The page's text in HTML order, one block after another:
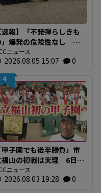
速報】「不発弾らしきも
」爆発の危険性なし シ
リ駆除中の床下から約
の円錐形 警察と自衛
危険性など確認 広
島・安芸区
ニュース
2026.08.05 15:07
0
4
甲子園でも後半勝負」市
福山の初戦は天理 6日目
第4試合（8月10日月曜
6時半予定）
ニュース
2026.08.03 19:28 0